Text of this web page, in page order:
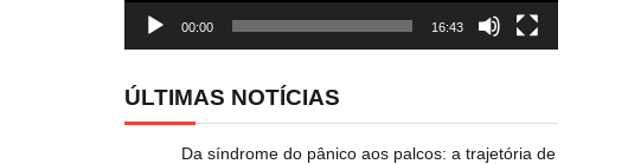
00:00 16:43
ÚLTIMAS NOTÍCIAS
Da síndrome do pânico aos palcos: a trajetória de